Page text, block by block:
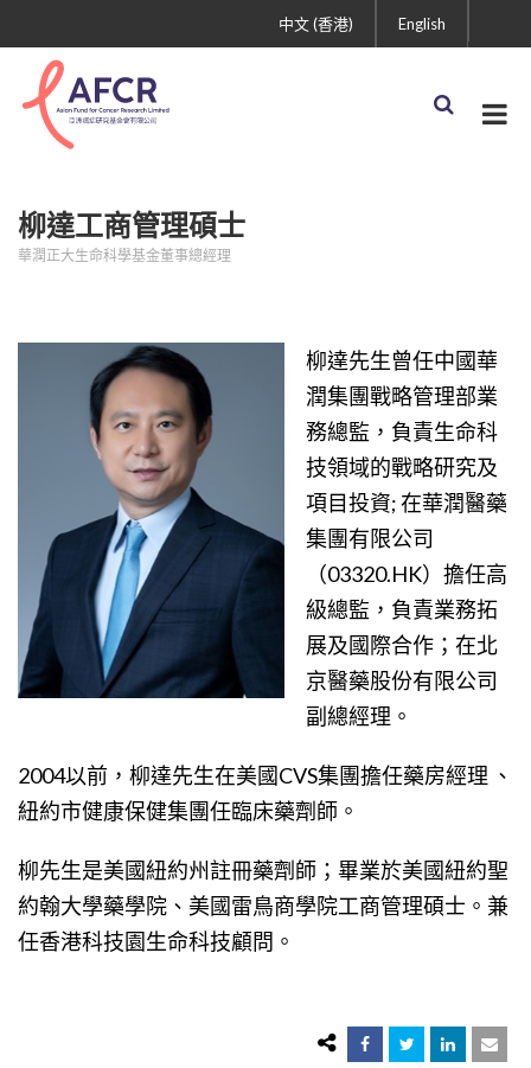
English
中文 (香港)
柳達工商管理碩士
華潤正大生命科學基金董事總經理
柳達先生曾任中國華
潤集團戰略管理部業
務總監，負責生命科
技領域的戰略研究及
項目投資; 在華潤醫藥
集團有限公司
（03320.HK）擔任高
級總監，負責業務拓
展及國際合作；在北
京醫藥股份有限公司
副總經理。
2004以前，柳達先生在美國CVS集團擔任藥房經理 、
紐約市健康保健集團任臨床藥劑師。
柳先生是美國紐約州註冊藥劑師；畢業於美國紐約聖
約翰大學藥學院、美國雷鳥商學院工商管理碩士。兼
任香港科技園生命科技顧問。